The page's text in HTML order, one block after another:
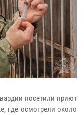
посетили приют
где осмотрели около